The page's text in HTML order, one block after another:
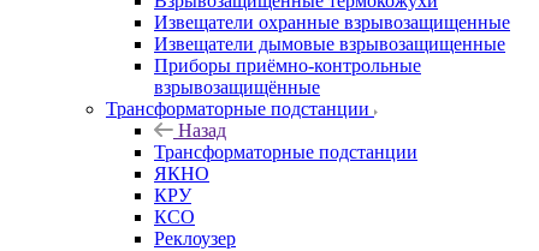
Извещатели охранные взрывозащищенные
Извещатели дымовые взрывозащищенные
Приборы приёмно-контрольные
взрывозащищённые
Трансформаторные подстанции
Назад
Трансформаторные подстанции
ЯКНО
КРУ
КСО
Реклоузер